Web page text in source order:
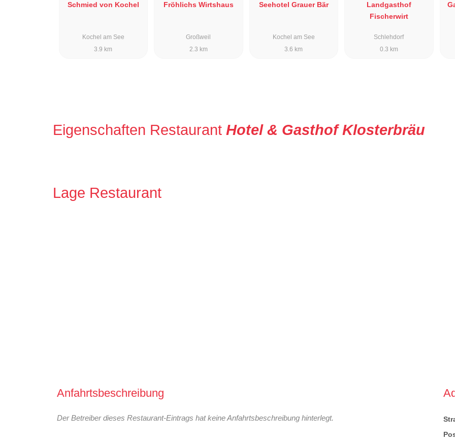
Schmied von Kochel
Kochel am See
3.9 km
Fröhlichs Wirtshaus
Großweil
2.3 km
Seehotel Grauer Bär
Kochel am See
3.6 km
Landgasthof
Fischerwirt
Schlehdorf
0.3 km
Eigenschaften Restaurant Hotel & Gasthof Klosterbräu
Lage Restaurant
Anfahrtsbeschreibung
Der Betreiber dieses Restaurant-Eintrags hat keine Anfahrtsbeschreibung hinterlegt.